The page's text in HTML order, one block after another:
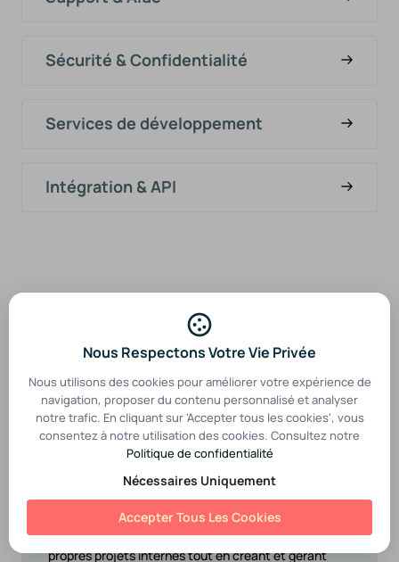
Sécurité & Confidentialité
Services de développement
Intégration & API
Centre D'Aide
Qu'est-ce que MarsAI ?
Depuis notre fondation en 2013, MarsAI est animé
par la mission de redéfinir ce qui est possible dans
le développement de logiciels. Nous avons
commencé comme une entreprise traditionnelle
pour l'innovation et l'excellence nous a rapidement
différenciés. Aujourd'hui, nous développons nos
propres projets internes tout en créant et gérant
Nous Respectons Votre Vie Privée
Nous utilisons des cookies pour améliorer votre expérience de
navigation, proposer du contenu personnalisé et analyser
notre trafic. En cliquant sur 'Accepter tous les cookies', vous
consentez à notre utilisation des cookies. Consultez notre
Politique de confidentialité
Nécessaires Uniquement
Accepter Tous Les Cookies